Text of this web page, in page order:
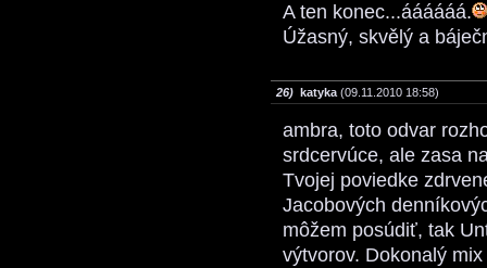
A ten konec...áááááá.
Úžasný, skvělý a
26) katyka (09.11.2010 18:58)
ambra, toto odvar
srdcervúce, ale zasa
Tvojej poviedke
Jacobových
môžem posúdiť, tak
výtvorov. Dokonalý